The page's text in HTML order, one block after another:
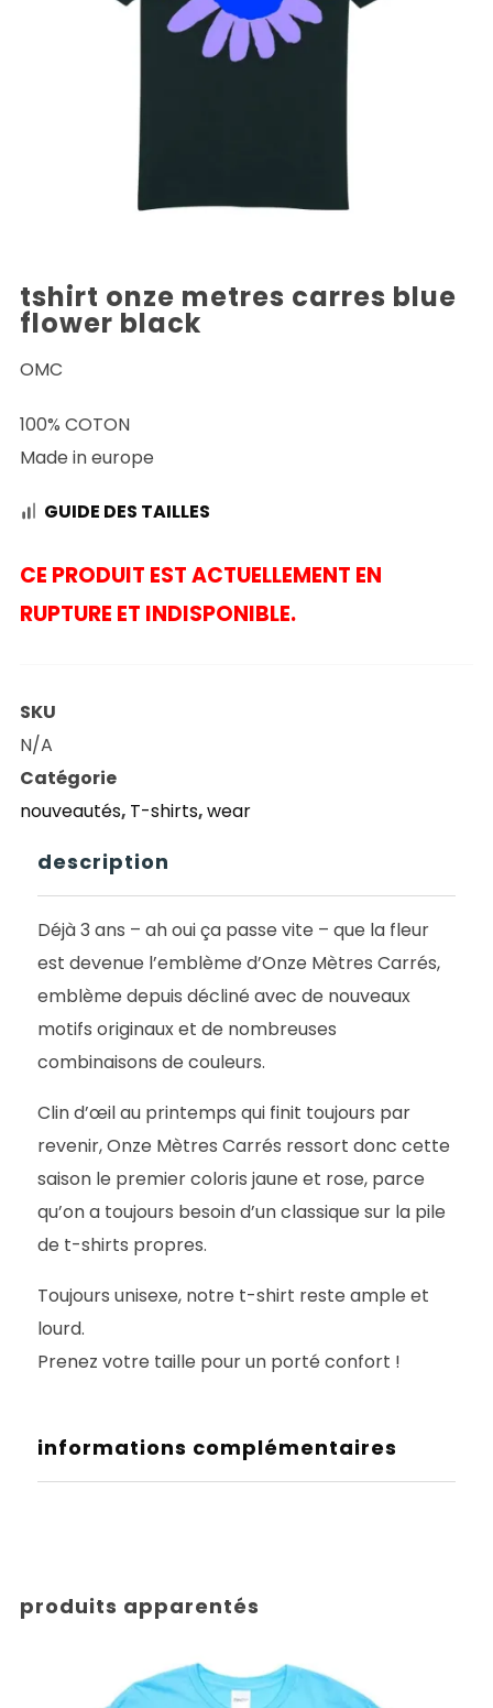
tshirt onze metres carres blue
flower black
OMC
100% COTON
Made in europe
GUIDE DES TAILLES
CE PRODUIT EST ACTUELLEMENT EN
RUPTURE ET INDISPONIBLE.
SKU
N/A
Catégorie
nouveautés, T-shirts,wear
description
Déjà 3 ans – ah oui ça passe vite – que la fleur
est devenue l’emblème d’Onze Mètres Carrés,
emblème depuis décliné avec de nouveaux
motifs originaux et de nombreuses
combinaisons de couleurs.
Clin d’œil au printemps qui finit toujours par
revenir, Onze Mètres Carrés ressort donc cette
saison le premier coloris jaune et rose, parce
qu’on a toujours besoin d’un classique sur la pile
de t-shirts propres.
Toujours unisexe, notre t-shirt reste ample et
lourd.
Prenez votre taille pour un porté confort !
informations complémentaires
produits apparentés